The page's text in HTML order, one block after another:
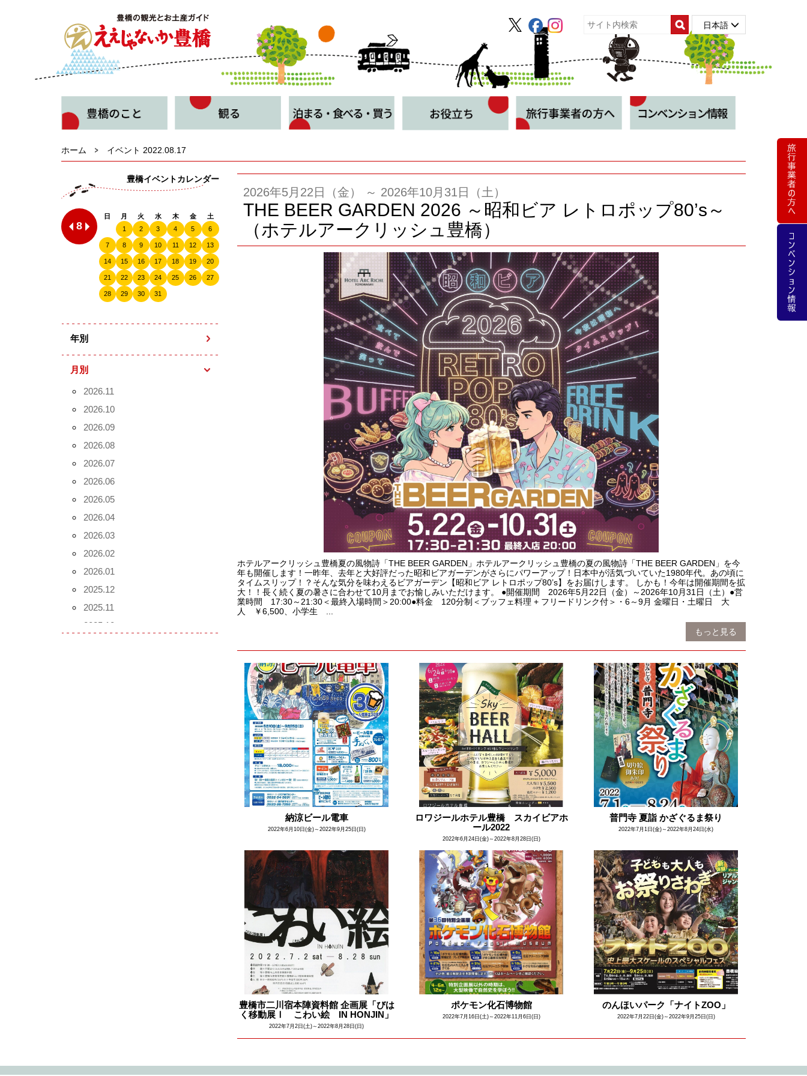
日本語
ホーム イベント 2022.08.17
2026年5月22日（金） ～ 2026年10月31日（土）
THE BEER GARDEN 2026 ～昭和ビア レトロポップ80’s～
（ホテルアークリッシュ豊橋）
ホテルアークリッシュ豊橋夏の風物詩「THE BEER GARDEN」ホテルアークリッシュ豊橋の夏の風物詩「THE BEER GARDEN」を今
年も開催します！一昨年、去年と大好評だった昭和ビアガーデンがさらにパワーアップ！日本中が活気づいていた1980年代。あの頃に
タイムスリップ！？そんな気分を味わえるビアガーデン【昭和ビア レトロポップ80’s】をお届けします。 しかも！今年は開催期間を拡
大！！長く続く夏の暑さに合わせて10月までお愉しみいただけます。 ●開催期間 2026年5月22日（金）～2026年10月31日（土）●営
業時間 17:30～21:30＜最終入場時間＞20:00●料金 120分制＜ブッフェ料理 + フリードリンク付＞・6～9月 金曜日・土曜日 大
人 ￥6,500、小学生 ...
もっと見る
納涼ビール電車
2022年6月10日(金)～2022年9月25日(日)
ロワジールホテル豊橋 スカイビアホ
ール2022
2022年6月24日(金)～2022年8月28日(日)
普門寺 夏詣 かざぐるま祭り
2022年7月1日(金)～2022年8月24日(水)
豊橋市二川宿本陣資料館 企画展「びは
く移動展Ⅰ こわい絵 IN HONJIN」
2022年7月2日(土)～2022年8月28日(日)
ポケモン化石博物館
2022年7月16日(土)～2022年11月6日(日)
のんほいパーク「ナイトZOO」
2022年7月22日(金)～2022年9月25日(日)
豊橋イベントカレンダー
8
日 月 火 水 木 金
土
1
2 3 4 5 6
7 8 9 10 11 12 13
14 15 16 17 18 19 20
21 22 23 24 25 26 27
28 29 30 31
年別
月別
2026.11
2026.10
2026.09
2026.08
2026.07
2026.06
2026.05
2026.04
2026.03
2026.02
2026.01
2025.12
2025.11
2025.10